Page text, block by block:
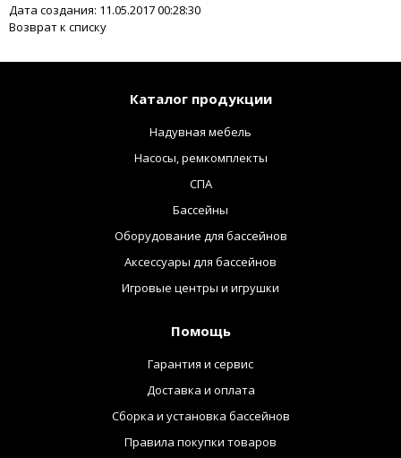
Дата создания: 11.05.2017 00:28:30
Возврат к списку
Каталог продукции
Надувная мебель
Насосы, ремкомплекты
СПА
Бассейны
Оборудование для бассейнов
Аксессуары для бассейнов
Игровые центры и игрушки
Помощь
Гарантия и сервис
Доставка и оплата
Сборка и установка бассейнов
Правила покупки товаров